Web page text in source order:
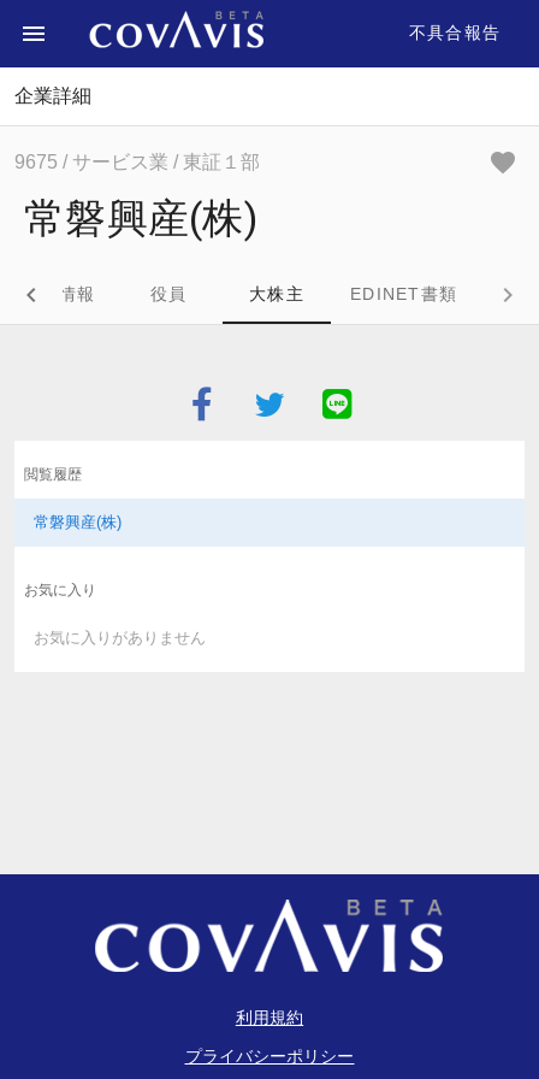
不具合報告
企業詳細
9675 / サービス業 / 東証１部
常磐興産(株)
企業情報 役員 大株主 EDINET書類
閲覧履歴
常磐興産(株)
お気に入り
お気に入りがありません
利用規約
プライバシーポリシー